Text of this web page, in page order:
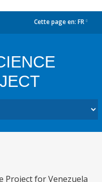
Cette page en: FR
Project for Venezuela